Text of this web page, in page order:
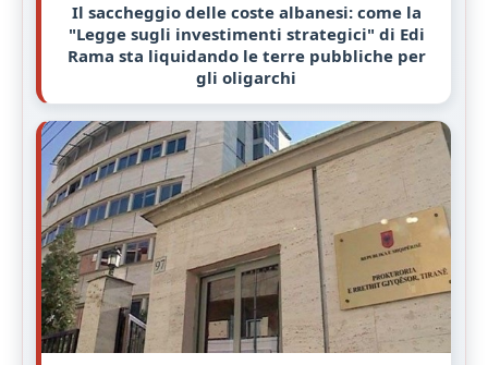
Il saccheggio delle coste albanesi: come la
"Legge sugli investimenti strategici" di Edi
Rama sta liquidando le terre pubbliche per
gli oligarchi